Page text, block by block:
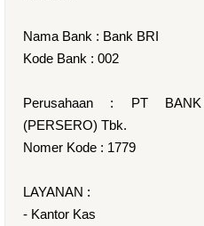
Nama Bank : Bank BRI
Kode Bank : 002
Perusahaan : PT BANK
(PERSERO) Tbk.
Nomer Kode : 1779
LAYANAN :
- Kantor Kas